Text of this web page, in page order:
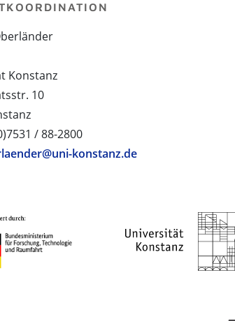
Konstanz
10
/ 88-2800
konstanz.de